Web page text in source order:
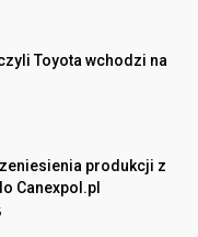
Toyota wchodzi na
produkcji z
Canexpol.pl